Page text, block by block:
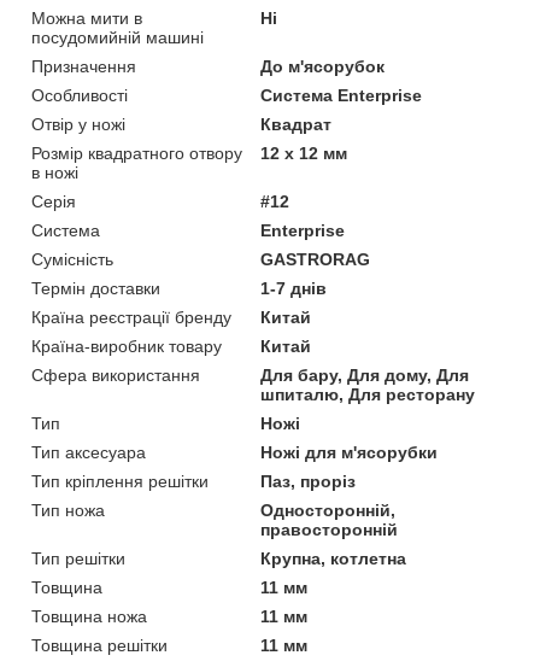
Можна мити в
посудомийній машині
Ні
Призначення
До м'ясорубок
Особливості
Система Enterprise
Отвір у ножі
Квадрат
Розмір квадратного отвору
в ножі
12 x 12 мм
Серія
#12
Система
Enterprise
Сумісність
GASTRORAG
Термін доставки
1-7 днів
Країна реєстрації бренду
Китай
Країна-виробник товару
Китай
Сфера використання
Для бару, Для дому, Для
шпиталю, Для ресторану
Тип
Ножі
Тип аксесуара
Ножі для м'ясорубки
Тип кріплення решітки
Паз, проріз
Тип ножа
Односторонній,
правосторонній
Тип решітки
Крупна, котлетна
Товщина
11 мм
Товщина ножа
11 мм
Товщина решітки
11 мм